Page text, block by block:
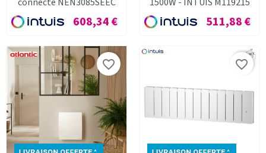
Prix
608,34 €
Prix
511,88 €
favorite_border favorite_border